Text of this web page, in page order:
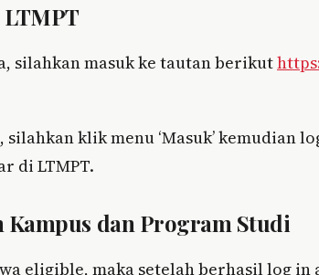
silahkan masuk ke tautan berikut
klik menu ‘Masuk’ kemudian
di LTMPT.
dan Program Studi
eligible, maka setelah berhasil log